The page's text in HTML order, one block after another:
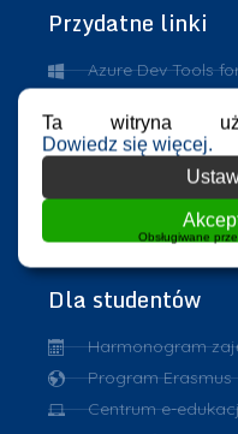
Przydatne linki
Azure Dev Tools
ASAP
Repozytorium PK
VPN
Dla studentów
Harmonogram
Program Erasmus
Centrum e-
Ta witryna
Dowiedz się więcej.
Obsługiwane